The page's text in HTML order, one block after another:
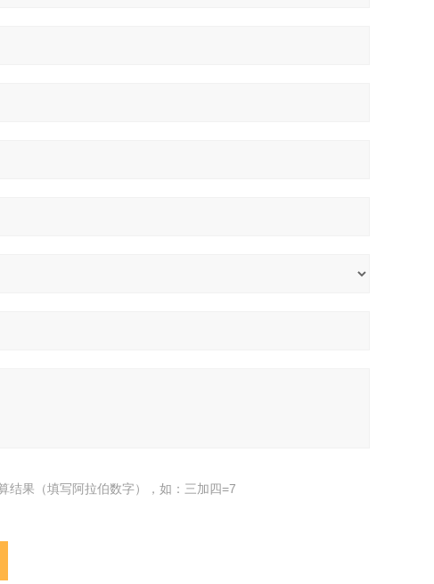
结果（填写阿拉伯数字），如：三加四=7